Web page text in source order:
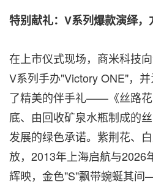
特别献礼：V系列爆款演绎
在上市仪式现场，商米科技
V系列手办"Victory ONE"，
了精美的伴手礼——《丝路
底、由回收矿泉水瓶制成的
发展的绿色承诺。紫荆花、
放，2013年上海启航与2026
辉映，金色"S"飘带蜿蜒其